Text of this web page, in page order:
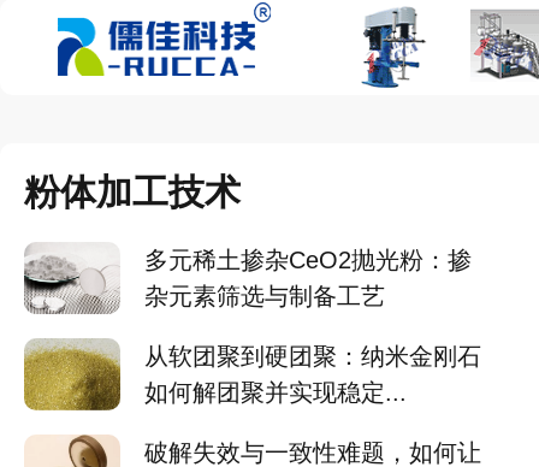
粉体加工技术
多元稀土掺杂CeO2抛光粉：掺
杂元素筛选与制备工艺
从软团聚到硬团聚：纳米金刚石
如何解团聚并实现稳定...
破解失效与一致性难题，如何让